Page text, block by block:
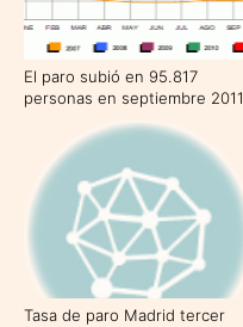
El paro subió en 95.817
personas en septiembre 2011
Tasa de paro Madrid tercer